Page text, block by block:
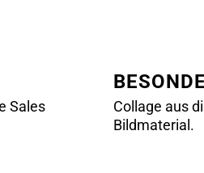
Sales
Collage aus
Bildmaterial.